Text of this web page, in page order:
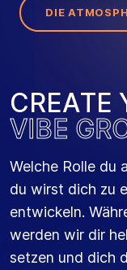
DIE
CREATE
VIBE GR
Welche Rolle du
du wirst dich zu
entwickeln.
werden wir dir
setzen und dich